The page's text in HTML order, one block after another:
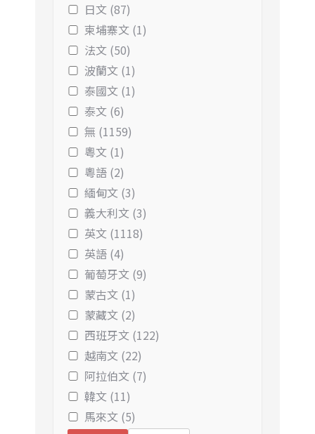
日文 (87)
柬埔寨文 (1)
法文 (50)
波蘭文 (1)
泰國文 (1)
泰文 (6)
無 (1159)
粵文 (1)
粵語 (2)
緬甸文 (3)
義大利文 (3)
英文 (1118)
英語 (4)
葡萄牙文 (9)
蒙古文 (1)
蒙藏文 (2)
西班牙文 (122)
越南文 (22)
阿拉伯文 (7)
韓文 (11)
馬來文 (5)